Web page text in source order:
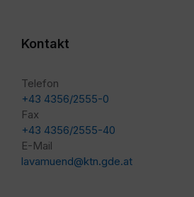
Kontakt
Telefon
+43 4356/2555-0
Fax
+43 4356/2555-40
E-Mail
lavamuend@ktn.gde.at